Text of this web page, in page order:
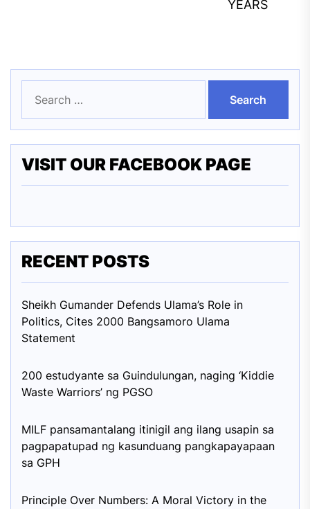
YEARS
for:
VISIT OUR FACEBOOK PAGE
RECENT POSTS
Sheikh Gumander Defends Ulama’s Role in
Politics, Cites 2000 Bangsamoro Ulama
Statement
200 estudyante sa Guindulungan, naging ‘Kiddie
Waste Warriors’ ng PGSO
MILF pansamantalang itinigil ang ilang usapin sa
pagpapatupad ng kasunduang pangkapayapaan
sa GPH
Principle Over Numbers: A Moral Victory in the